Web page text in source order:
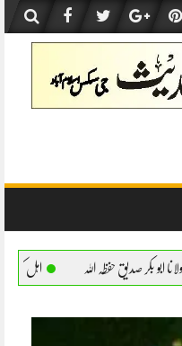
اہل کتاب کے برتن استعمال کرنے کا بیان –